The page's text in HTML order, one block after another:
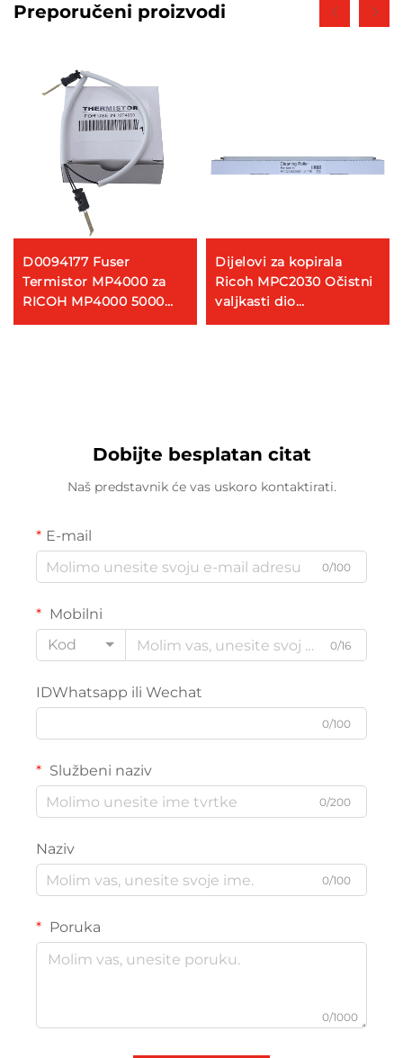
Preporučeni proizvodi
D0094177 Fuser
Termistor MP4000 za
RICOH MP4000 5000
4000B 5000B 5002
Dijelovi za kopirala
Ricoh MPC2030 Očistni
valjkasti dio
kompatibilan za Ricoh
Dobijte besplatan citat
Naš predstavnik će vas uskoro kontaktirati.
E-mail
0/100
Mobilni
Kod
0/16
IDWhatsapp ili Wechat
0/100
Službeni naziv
0/200
Naziv
0/100
Poruka
0/1000